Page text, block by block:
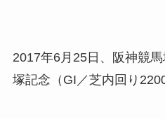
2017年6月25日、阪神競
塚記念（GI／芝内回り